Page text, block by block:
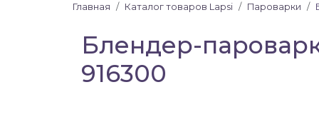
Главная Каталог товаров Lapsi Пароварки
Блендер-
916300